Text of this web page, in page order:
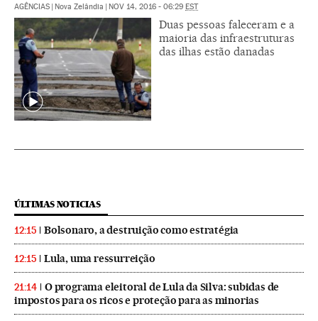
AGÊNCIAS | Nova Zelândia | NOV 14, 2016 - 06:29 EST
Duas pessoas faleceram e a
maioria das infraestruturas
das ilhas estão danadas
ÚLTIMAS NOTICIAS
12:15 Bolsonaro, a destruição como estratégia
12:15 Lula, uma ressurreição
21:14
O programa eleitoral de Lula da Silva: subidas de
impostos para os ricos e proteção para as minorias